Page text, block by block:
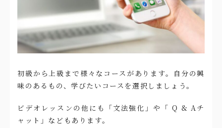
初級から上級まで様々なコースがあります。自分の興
味のあるもの、学びたいコースを選択しましょう。
ビデオレッスンの他にも「文法強化」や「 Q & Aチ
ャット」などもあります。